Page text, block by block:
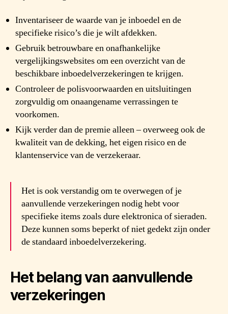
Inventariseer de waarde van je inboedel en de
specifieke risico’s die je wilt afdekken.
Gebruik betrouwbare en onafhankelijke
vergelijkingswebsites om een overzicht van de
beschikbare inboedelverzekeringen te krijgen.
Controleer de polisvoorwaarden en uitsluitingen
zorgvuldig om onaangename verrassingen te
voorkomen.
Kijk verder dan de premie alleen – overweeg ook de
kwaliteit van de dekking, het eigen risico en de
klantenservice van de verzekeraar.
Het is ook verstandig om te overwegen of je
aanvullende verzekeringen nodig hebt voor
specifieke items zoals dure elektronica of sieraden.
Deze kunnen soms beperkt of niet gedekt zijn onder
de standaard inboedelverzekering.
Het belang van aanvullende
verzekeringen